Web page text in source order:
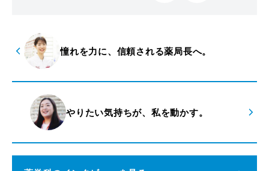
ア
る
ア
る
憧れを力に、信頼される薬局長へ。
やりたい気持ちが、私を動かす。